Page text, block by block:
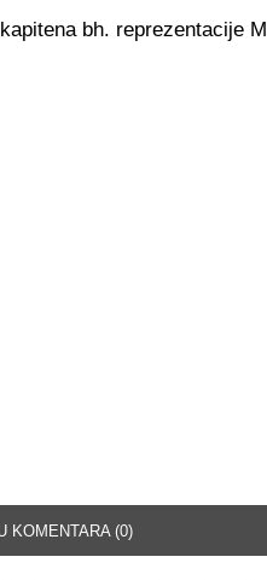
bh. reprezentacije
KOMENTARA (0)